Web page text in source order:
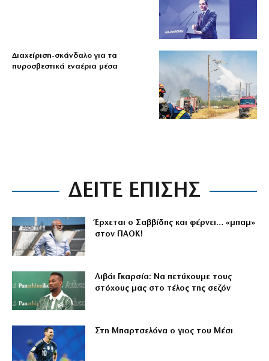
Διαχείριση-σκάνδαλο για τα
πυροσβεστικά εναέρια μέσα
ΔΕΙΤΕ ΕΠΙΣΗΣ
Έρχεται ο Σαββίδης και φέρνει… «μπαμ»
στον ΠΑΟΚ!
Λιβάι Γκαρσία: Να πετύχουμε τους
στόχους μας στο τέλος της σεζόν
Στη Μπαρτσελόνα ο γιος του Μέσι